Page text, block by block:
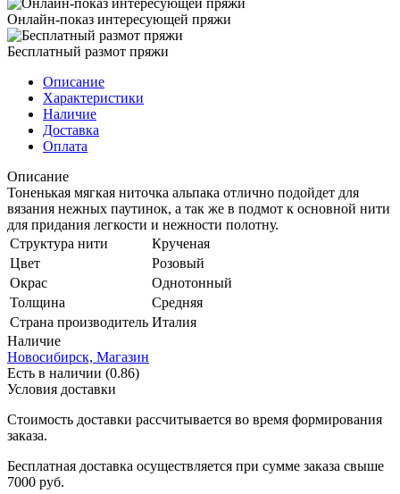
Онлайн-показ интересующей пряжи
Бесплатный размот пряжи
Описание
Характеристики
Наличие
Доставка
Оплата
Описание
Тоненькая мягкая ниточка альпака отлично подойдет для
вязания нежных паутинок, а так же в подмот к основной нити
для придания легкости и нежности полотну.
Структура нити
Крученая
Цвет
Розовый
Окрас
Однотонный
Толщина
Средняя
Страна производитель Италия
Наличие
Новосибирск, Магазин
Есть в наличии (0.86)
Условия доставки
Стоимость доставки рассчитывается во время формирования
заказа.
Бесплатная доставка осуществляется при сумме заказа свыше
7000 руб.